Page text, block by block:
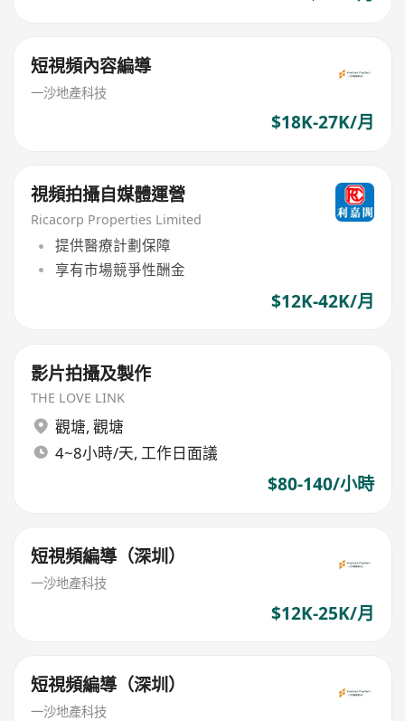
短視頻內容編導
一沙地產科技
$18K-27K/月
視頻拍攝自媒體運營
Ricacorp Properties Limited
提供醫療計劃保障
享有市場競爭性酬金
$12K-42K/月
影片拍攝及製作
THE LOVE LINK
觀塘, 觀塘
4~8小時/天, 工作日面議
$80-140/小時
短視頻編導（深圳）
一沙地產科技
$12K-25K/月
短視頻編導（深圳）
一沙地產科技